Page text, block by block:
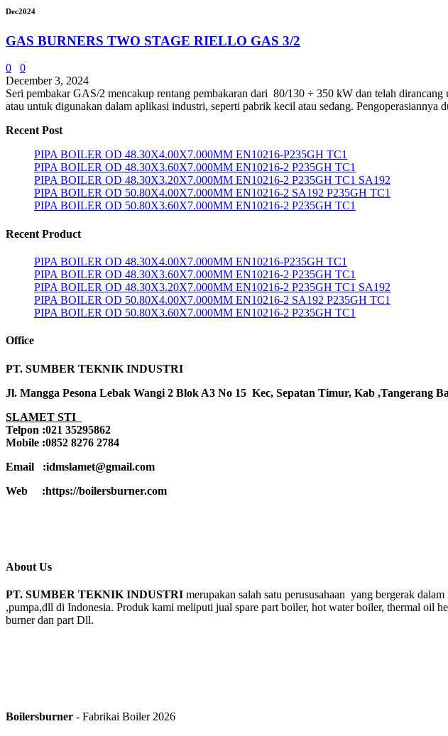
Dec2024
GAS BURNERS TWO STAGE RIELLO GAS 3/2
0
0
December 3, 2024
Seri pembakar GAS/2 mencakup rentang pembakaran dari 80/130 ÷ 350 kW dan telah
atau untuk digunakan dalam aplikasi industri, seperti pabrik kecil atau sedang. Pengoperasiannya
Recent Post
PIPA BOILER OD 48.30X4.00X7.000MM EN10216-P235GH TC1
PIPA BOILER OD 48.30X3.60X7.000MM EN10216-2 P235GH TC1
PIPA BOILER OD 48.30X3.20X7.000MM EN10216-2 P235GH TC1 SA192
PIPA BOILER OD 50.80X4.00X7.000MM EN10216-2 SA192 P235GH TC1
PIPA BOILER OD 50.80X3.60X7.000MM EN10216-2 P235GH TC1
Recent Product
PIPA BOILER OD 48.30X4.00X7.000MM EN10216-P235GH TC1
PIPA BOILER OD 48.30X3.60X7.000MM EN10216-2 P235GH TC1
PIPA BOILER OD 48.30X3.20X7.000MM EN10216-2 P235GH TC1 SA192
PIPA BOILER OD 50.80X4.00X7.000MM EN10216-2 SA192 P235GH TC1
PIPA BOILER OD 50.80X3.60X7.000MM EN10216-2 P235GH TC1
Office
PT. SUMBER TEKNIK INDUSTRI
Jl. Mangga Pesona Lebak Wangi 2 Blok A3 No 15 Kec, Sepatan Timur, Kab ,Tangerang
SLAMET STI
Telpon :021 35295862
Mobile :0852 8276 2784
Email :idmslamet@gmail.com
Web :https://boilersburner.com
About Us
PT. SUMBER TEKNIK INDUSTRI merupakan salah satu perususahaan yang bergerak
,pumpa,dll di Indonesia. Produk kami meliputi jual spare part boiler, hot water boiler, thermal oil
burner dan part Dll.
Boilersburner - Fabrikai Boiler 2026